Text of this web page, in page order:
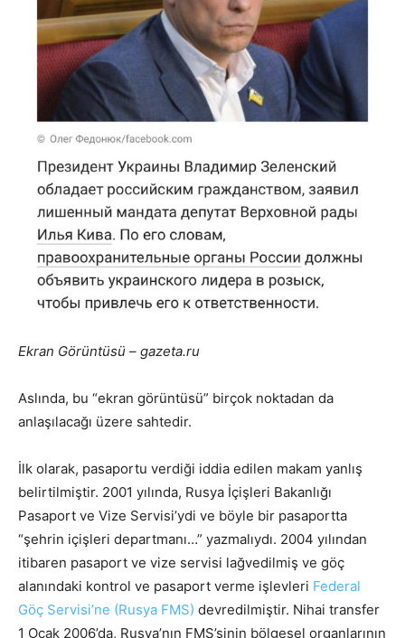
Ekran Görüntüsü – gazeta.ru
Aslında, bu “ekran görüntüsü” birçok noktadan da
anlaşılacağı üzere sahtedir.
İlk olarak, pasaportu verdiği iddia edilen makam yanlış
belirtilmiştir. 2001 yılında, Rusya İçişleri Bakanlığı
Pasaport ve Vize Servisi’ydi ve böyle bir pasaportta
“şehrin içişleri departmanı…” yazmalıydı. 2004 yılından
itibaren pasaport ve vize servisi lağvedilmiş ve göç
alanındaki kontrol ve pasaport verme işlevleri Federal
Göç Servisi’ne (Rusya FMS) devredilmiştir. Nihai transfer
1 Ocak 2006’da, Rusya’nın FMS’sinin bölgesel organlarının